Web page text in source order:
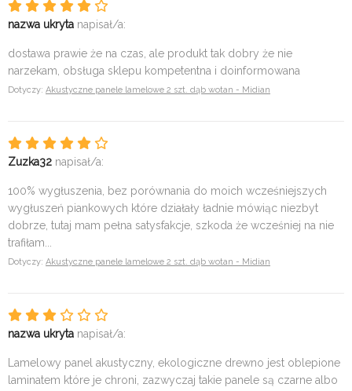
nazwa ukryta napisał/a:
dostawa prawie że na czas, ale produkt tak dobry że nie
narzekam, obsługa sklepu kompetentna i doinformowana
Dotyczy: Akustyczne panele lamelowe 2 szt. dąb wotan - Midian
Zuzka32 napisał/a:
100% wygłuszenia, bez porównania do moich wcześniejszych
wygłuszeń piankowych które działały ładnie mówiąc niezbyt
dobrze, tutaj mam pełna satysfakcje, szkoda że wcześniej na nie
trafiłam...
Dotyczy: Akustyczne panele lamelowe 2 szt. dąb wotan - Midian
nazwa ukryta napisał/a:
Lamelowy panel akustyczny, ekologiczne drewno jest oblepione
laminatem które je chroni, zazwyczaj takie panele są czarne albo